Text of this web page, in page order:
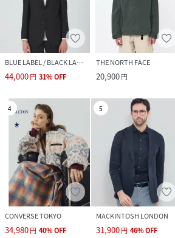
BLUE LABEL / BLACK LABEL CRESTBRIDGE
44,000円 31%OFF
THE NORTH FACE
20,900円
4
CONVERSE TOKYO
34,980円 40%OFF
5
MACKINTOSH LONDON
31,900円 46%OFF